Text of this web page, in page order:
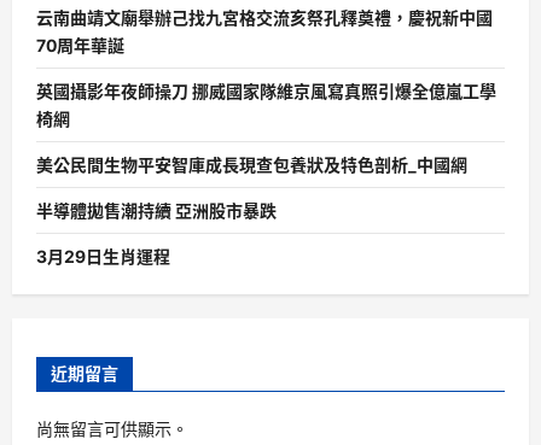
云南曲靖文廟舉辦己找九宮格交流亥祭孔釋奠禮，慶祝新中國
70周年華誕
英國攝影年夜師操刀 挪威國家隊維京風寫真照引爆全億嵐工學
椅網
美公民間生物平安智庫成長現查包養狀及特色剖析_中國網
半導體拋售潮持續 亞洲股市暴跌
3月29日生肖運程
近期留言
尚無留言可供顯示。